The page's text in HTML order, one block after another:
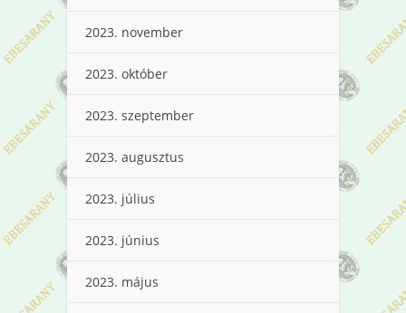
2023. november
2023. október
2023. szeptember
2023. augusztus
2023. július
2023. június
2023. május